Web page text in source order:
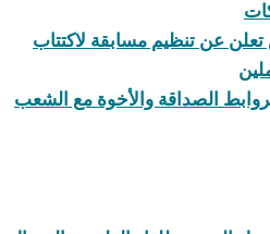
تعلن عن تنظيم مسابقة لاكتتاب
الصداقة والأخوة مع الشعب